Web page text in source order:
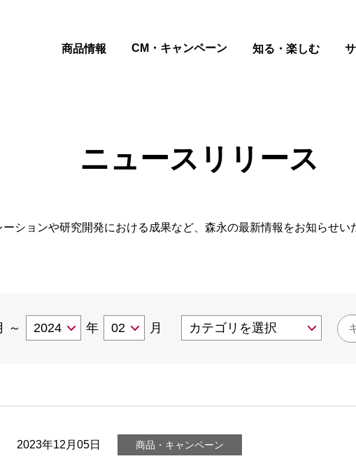
商品情報 CM・キャンペーン 知る・楽しむ
ニュースリリース
ションや研究開発における成果など、森永の最新情報をお知らせい
～ 年 月
2023年12月05日 商品・キャンペーン